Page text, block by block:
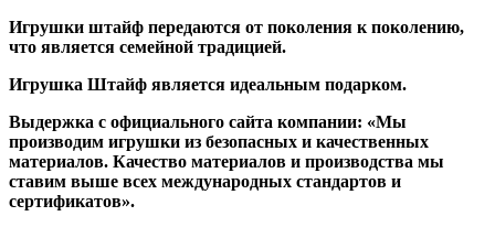
Игрушки штайф передаются от поколения к поколению,
что является семейной традицией.
Игрушка Штайф является идеальным подарком.
Выдержка с официального сайта компании: «Мы
производим игрушки из безопасных и качественных
материалов. Качество материалов и производства мы
ставим выше всех международных стандартов и
сертификатов».